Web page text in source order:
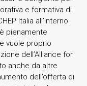
e formativa di
Italia all’interno
pienamente
vuole proprio
dell’Alliance for
anche da altre
dell’offerta di